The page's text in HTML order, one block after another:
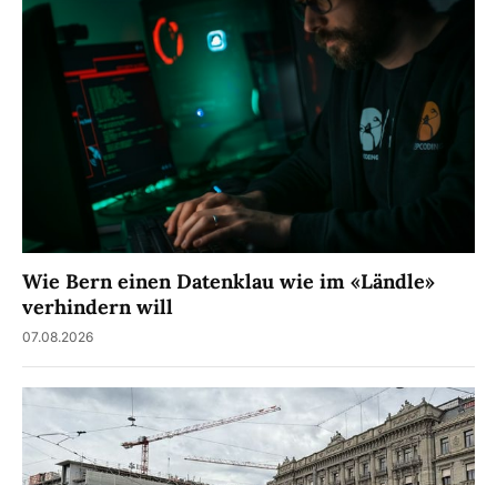
Wie Bern einen Datenklau wie im «Ländle»
verhindern will
07.08.2026